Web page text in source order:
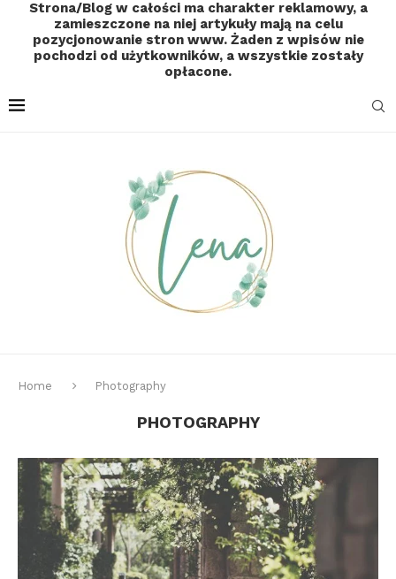
Strona/Blog w całości ma charakter reklamowy, a
zamieszczone na niej artykuły mają na celu
pozycjonowanie stron www. Żaden z wpisów nie
pochodzi od użytkowników, a wszystkie zostały
opłacone.
Home Photography
PHOTOGRAPHY